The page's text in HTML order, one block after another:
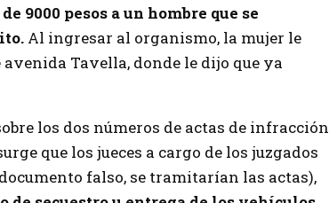
9000 pesos a un hombre que se
Al ingresar al organismo, la mujer le
Tavella, donde le dijo que ya
los dos números de actas de infracción
que los jueces a cargo de los juzgados
falso, se tramitarían las actas),